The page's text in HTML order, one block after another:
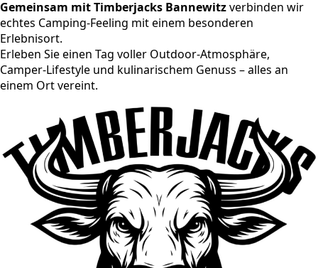
Gemeinsam mit Timberjacks Bannewitzverbinden wir
echtes Camping-Feeling mit einem besonderen
Erlebnisort.
Erleben Sie einen Tag voller Outdoor-Atmosphäre,
Camper-Lifestyle und kulinarischem Genuss – alles an
einem Ort vereint.